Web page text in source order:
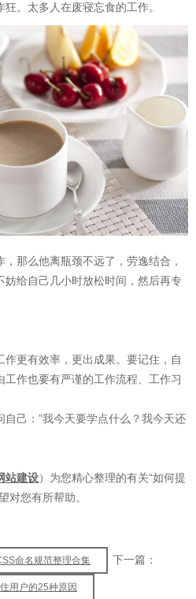
。太多人在废寝忘食的工作。
那么他离瓶颈不远了，劳逸结合，
给自己几小时放松时间，然后再专
更有效率，更出成果。要记住，自
作也要有严谨的工作流程、工作习
己：”我今天要学点什么？我今天还
站建设）为您精心整理的有关“如何提
对您有所帮助。
命名规范整理合集 下一篇：
用户的25种原因